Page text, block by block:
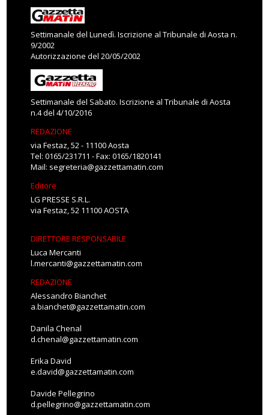
Settimanale del Lunedì. Iscrizione al Tribunale di Aosta n.
9/2002
Autorizzazione del 20/05/2002
Settimanale del Sabato. Iscrizione al Tribunale di Aosta
n.4 del 4/10/2016
REDAZIONE
via Festaz, 52 - 11100 Aosta
Tel: 0165/231711 - Fax: 0165/1820141
Mail: segreteria@gazzettamatin.com
Editore
LG PRESSE S.R.L.
via Festaz, 52 11100 AOSTA
DIRETTORE RESPONSABILE
Luca Mercanti
l.mercanti@gazzettamatin.com
REDAZIONE
Alessandro Bianchet
a.bianchet@gazzettamatin.com
Danila Chenal
d.chenal@gazzettamatin.com
Erika David
e.david@gazzettamatin.com
Davide Pellegrino
d.pellegrino@gazzettamatin.com